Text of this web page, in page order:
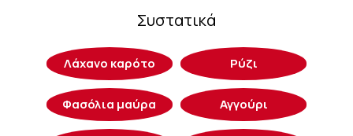
Συστατικά
Λάχανο καρότο Ρύζι
Φασόλια μαύρα Αγγούρι